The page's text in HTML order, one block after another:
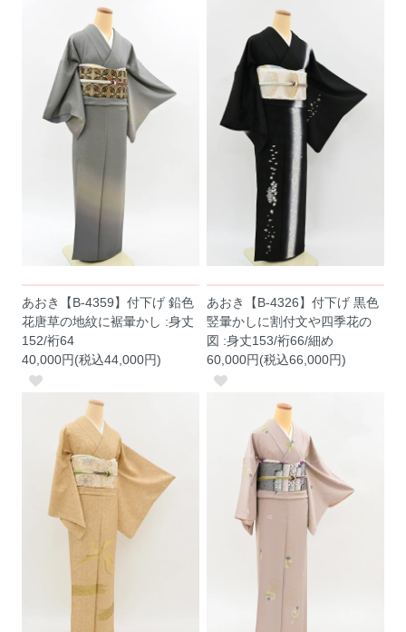
あおき【B-4359】付下げ 鉛色
花唐草の地紋に裾暈かし :身丈
152/裄64
40,000円(税込44,000円)
あおき【B-4326】付下げ 黒色
竪暈かしに割付文や四季花の
図 :身丈153/裄66/細め
60,000円(税込66,000円)